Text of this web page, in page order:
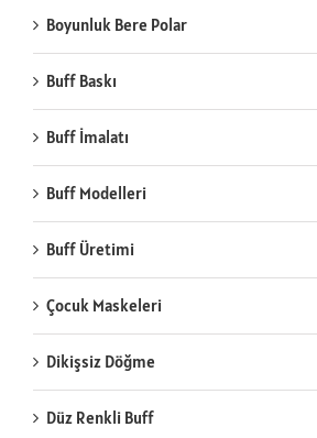
Boyunluk Bere Polar
Buff Baskı
Buff İmalatı
Buff Modelleri
Buff Üretimi
Çocuk Maskeleri
Dikişsiz Döğme
Düz Renkli Buff